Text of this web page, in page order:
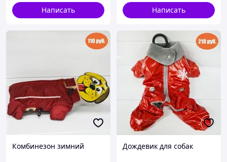
Написать Написать
Комбинезон зимний Дождевик для собак